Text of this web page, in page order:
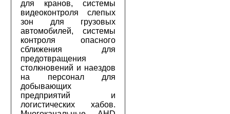
для кранов, системы
видеоконтроля слепых
зон для грузовых
автомобилей, системы
контроля опасного
сближения для
предотвращения
столкновений и наездов
на персонал для
добывающих
предприятий и
логистических хабов.